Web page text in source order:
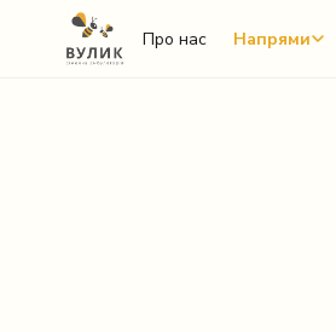
Про нас Напрями